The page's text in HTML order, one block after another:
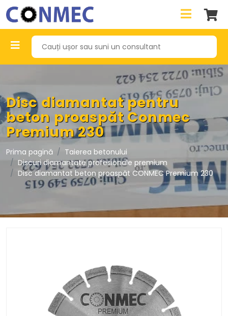
Disc diamantat pentru
beton proaspăt Conmec
Premium 230
Prima pagină
Taierea betonului
Discuri diamantate profesionale premium
Disc diamantat beton proaspăt CONMEC Premium 230